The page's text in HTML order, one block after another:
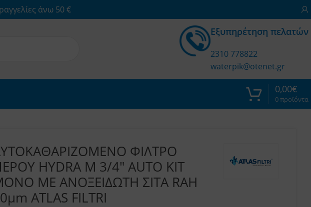
άνω 50 €
Εξυπηρέτηση πελατών
2310 778822
waterpik@otenet.gr
0προϊόντα
0,00€
ΦΙΛΤΡΟ
HYDRA M 3/4″ AUTO KIT
ΜΕ ΑΝΟΞΕΙΔΩΤΗ ΣΙΤΑ RAH
ATLAS FILTRI